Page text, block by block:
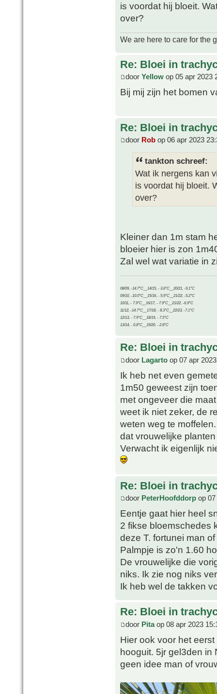
is voordat hij bloeit.
over?
We are here to care for the
Re: Bloei in
door Yellow op 05 apr 2023
Bij mij zijn het bomen
Re: Bloei in
door Rob op 06 apr 2023
tankton schreef:
Wat ik nergens kan
is voordat hij bloeit.
over?
Kleiner dan 1m stam
bloeier hier is zon
Zal wel wat variatie in
08/09, -14.7°C__14/15, - 3.6°C__20/21, -9.1°C
09/10, -10.0°C__15/16, - 5.9°C__21/22, -5.2°C
10/11, - 7.9°C__16/17, - 7.9°C__21/22, -6.9°C
11/12, -14.7°C__17/18, - 8.3°C__22/23, -7.1°C
12/13, - 7.9°C__18/19, - 7.5°C
13/14, - 0.8°C__19/20, - 2.8°C
Re: Bloei in
door Lagarto op 07 apr
Ik heb net even
1m50 geweest zijn
met ongeveer die
weet ik niet zeker, de
weten weg te
dat vrouwelijke
Verwacht ik eigenlijk
Re: Bloei in
door PeterHoofddorp op
Eentje gaat hier heel
2 fikse bloemschedes
deze T. fortunei man
Palmpje is zo'n 1.60
De vrouwelijke die
niks. Ik zie nog niks
Ik heb wel de takken
Re: Bloei in
door Pitaop 08 apr 2023
Hier ook voor het
hooguit. 5jr gel3den in
geen idee man of